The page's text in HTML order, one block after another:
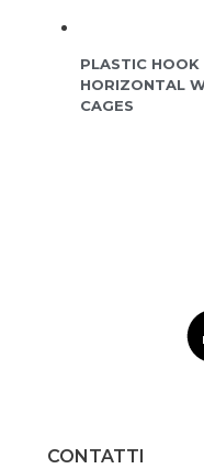
PLASTIC HOOK
HORIZONTAL
CAGES
CONTATTI